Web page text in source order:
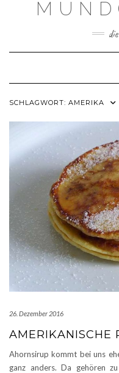
SCHLAGWORT: AMERIKA
26. Dezember 2016
AMERIKANISCHE
Ahornsirup kommt bei uns
ganz anders. Da gehören